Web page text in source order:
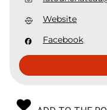
Website
Facebook